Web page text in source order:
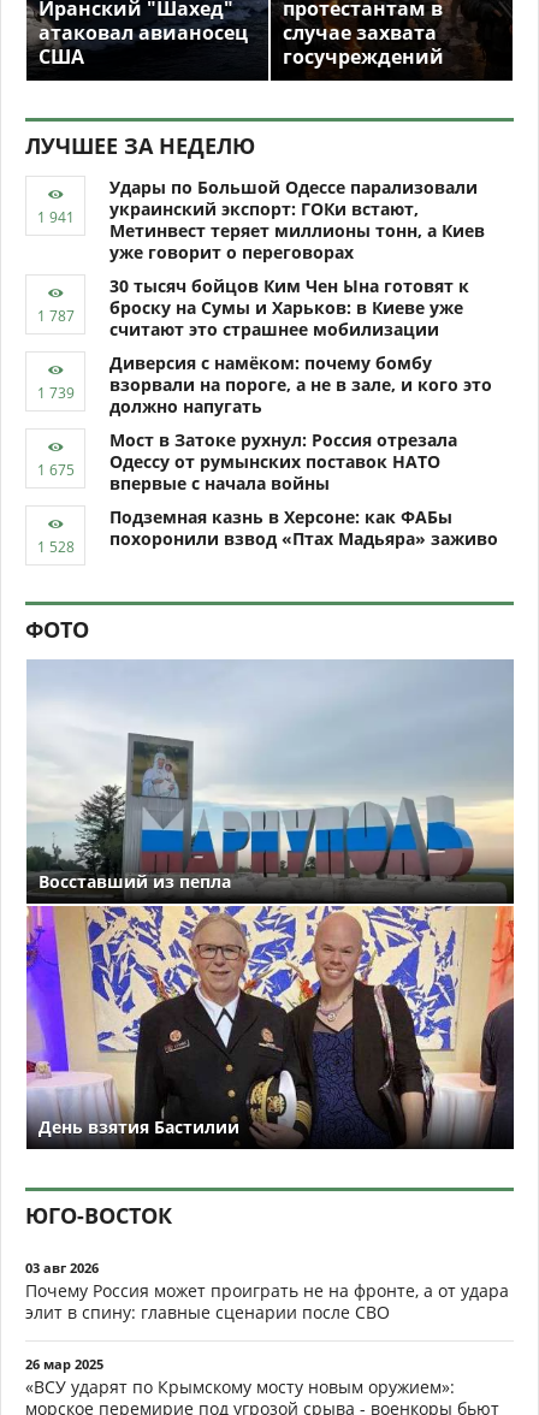
Иранский "Шахед"
атаковал авианосец
США
протестантам в
случае захвата
госучреждений
ЛУЧШЕЕ ЗА НЕДЕЛЮ
Удары по Большой Одессе парализовали
украинский экспорт: ГОКи встают,
Метинвест теряет миллионы тонн, а Киев
уже говорит о переговорах
30 тысяч бойцов Ким Чен Ына готовят к
броску на Сумы и Харьков: в Киеве уже
считают это страшнее мобилизации
Диверсия с намёком: почему бомбу
взорвали на пороге, а не в зале, и кого это
должно напугать
Мост в Затоке рухнул: Россия отрезала
Одессу от румынских поставок НАТО
впервые с начала войны
Подземная казнь в Херсоне: как ФАБы
похоронили взвод «Птах Мадьяра» заживо
ФОТО
Восставший из пепла
День взятия Бастилии
ЮГО-ВОСТОК
03 авг 2026
Почему Россия может проиграть не на фронте, а от удара
элит в спину: главные сценарии после СВО
26 мар 2025
«ВСУ ударят по Крымскому мосту новым оружием»:
морское перемирие под угрозой срыва - военкоры бьют